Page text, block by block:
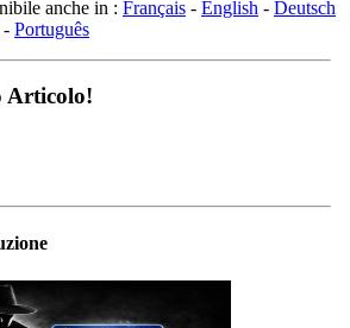
anche in : Français - English - Deutsch
- Português
Articolo!